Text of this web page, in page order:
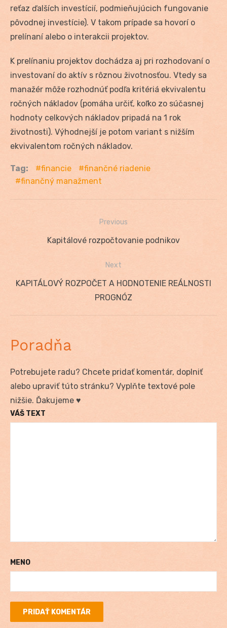
reťaz ďalších investícií, podmieňujúcich fungovanie
pôvodnej investície). V takom prípade sa hovorí o
prelínaní alebo o interakcii projektov.
K prelínaniu projektov dochádza aj pri rozhodovaní o
investovaní do aktív s rôznou životnosťou. Vtedy sa
manažér môže rozhodnúť podľa kritériá ekvivalentu
ročných nákladov (pomáha určiť, koľko zo súčasnej
hodnoty celkových nákladov pripadá na 1 rok
životnosti). Výhodnejší je potom variant s nižším
ekvivalentom ročných nákladov.
Tag: financie
finančné riadenie
finančný manažment
Navigácia
Previous
Previous
Kapitálové rozpočtovanie podnikov
Next
Next
KAPITÁLOVÝ ROZPOČET A HODNOTENIE REÁLNOSTI
PROGNÓZ
Poradňa
Potrebujete radu? Chcete pridať komentár, doplniť
alebo upraviť túto stránku? Vyplňte textové pole
nižšie. Ďakujeme ♥
VÁŠ TEXT
MENO